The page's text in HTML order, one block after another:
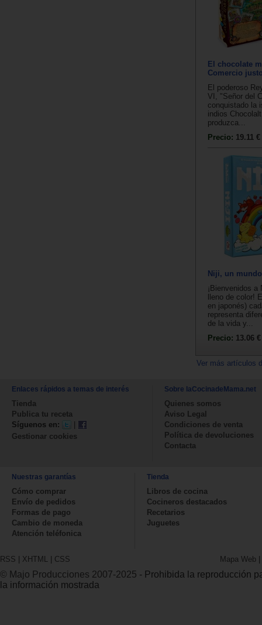
El chocolate
Comercio
El poderoso
VI, "Señor del
conquistado la
indios
produzca...
Precio: 19.11 €
Niji, un
¡Bienvenidos a
lleno de color!
en japonés)
representa
de la vida y...
Precio: 13.06 €
Ver más artículos
Enlaces rápidos a temas de interés
Tienda
Publica tu receta
Síguenos en:
|
Gestionar cookies
Sobre laCocinadeMama.net
Quienes somos
Aviso Legal
Condiciones de venta
Política de devoluciones
Contacta
Nuestras garantías
Cómo comprar
Envío de pedidos
Formas de pago
Cambio de moneda
Atención teléfonica
Tienda
Libros de cocina
Cocineros destacados
Recetarios
Juguetes
RSS | XHTML | CSS Mapa Web |
© Majo Producciones 2007-2025 - Prohibida la reproducción
la información mostrada